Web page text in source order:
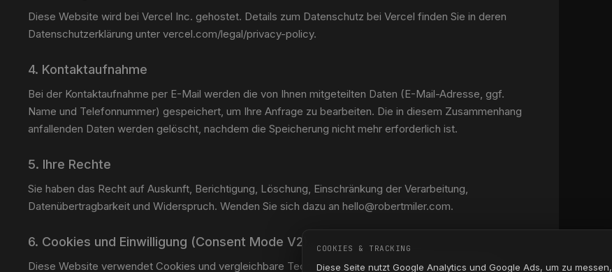
Diese Website wird bei Vercel Inc. gehostet. Details zum Datenschutz bei Vercel finden Sie in deren
Datenschutzerklärung unter vercel.com/legal/privacy-policy.
4. Kontaktaufnahme
Bei der Kontaktaufnahme per E-Mail werden die von Ihnen mitgeteilten Daten (E-Mail-Adresse, ggf.
Name und Telefonnummer) gespeichert, um Ihre Anfrage zu bearbeiten. Die in diesem Zusammenhang
anfallenden Daten werden gelöscht, nachdem die Speicherung nicht mehr erforderlich ist.
5. Ihre Rechte
Sie haben das Recht auf Auskunft, Berichtigung, Löschung, Einschränkung der Verarbeitung,
Datenübertragbarkeit und Widerspruch. Wenden Sie sich dazu an hello@robertmiler.com.
6. Cookies und Einwilligung (Consent Mode V2)
Diese Website verwendet Cookies und vergleichbare Technologien für Reichweitenmessung und
COOKIES & TRACKING
Diese Seite nutzt Google Analytics und Google Ads, um zu messen,